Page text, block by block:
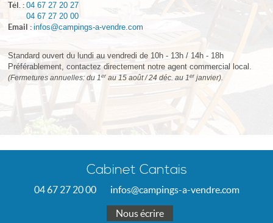
Tél. :04 67 27 20 27
04 67 27 20 00
Email :infos@campings-a-vendre.com
Standard ouvert du lundi au vendredi de 10h - 13h / 14h - 18h
Préférablement, contactez directement notre agent commercial local.
(Fermetures annuelles: du 1erau 15 août / 24 déc. au 1erjanvier).
Cabinet Cantais
04 67 27 20 00 infos@campings-a-vendre.com
Nous écrire